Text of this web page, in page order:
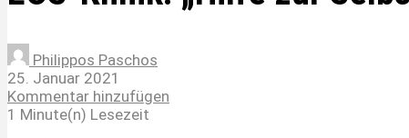
Philippos Paschos
25. Januar 2021
Kommentar hinzufügen
1 Minute(n) Lesezeit